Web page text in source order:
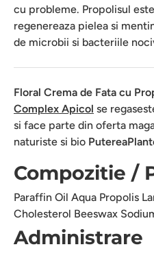
cu probleme. Propolisul
regenereaza pielea si
de microbii si bacteriile
Floral Crema de Fata cu
Complex Apicol se
si face parte din oferta
naturiste si bio
Compozitie /
Paraffin Oil Aqua Propolis
Cholesterol Beeswax
Administrare